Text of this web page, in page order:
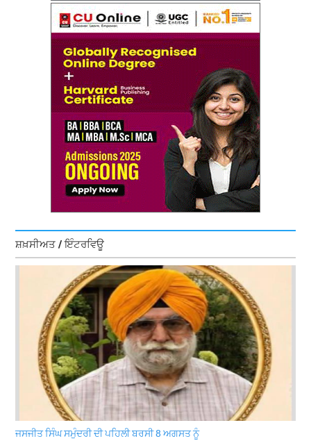
ਸ਼ਖ਼ਸੀਅਤ / ਇੰਟਰਵਿਊ
ਜਸਜੀਤ ਸਿੰਘ ਸਮੁੰਦਰੀ ਦੀ ਪਹਿਲੀ ਬਰਸੀ 8 ਅਗਸਤ ਨੂੰ